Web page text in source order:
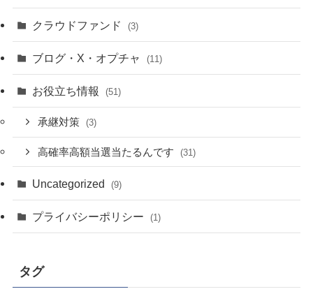
クラウドファンド (3)
ブログ・X・オプチャ (11)
お役立ち情報 (51)
承継対策 (3)
高確率高額当選当たるんです (31)
Uncategorized (9)
プライバシーポリシー (1)
タグ